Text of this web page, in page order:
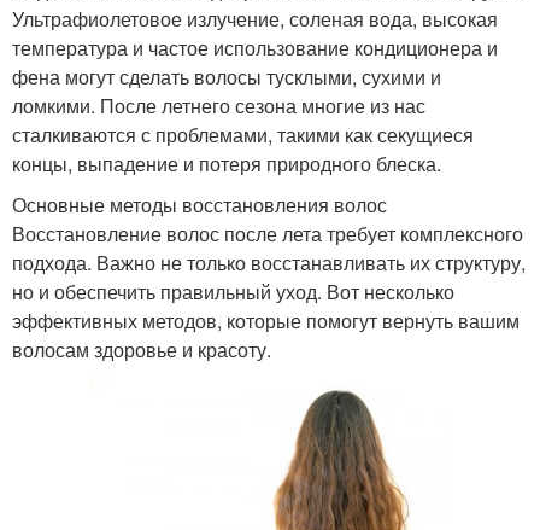
Ультрафиолетовое излучение, соленая вода, высокая
температура и частое использование кондиционера и
фена могут сделать волосы тусклыми, сухими и
ломкими. После летнего сезона многие из нас
сталкиваются с проблемами, такими как секущиеся
концы, выпадение и потеря природного блеска.
Основные методы восстановления волос
Восстановление волос после лета требует комплексного
подхода. Важно не только восстанавливать их структуру,
но и обеспечить правильный уход. Вот несколько
эффективных методов, которые помогут вернуть вашим
волосам здоровье и красоту.